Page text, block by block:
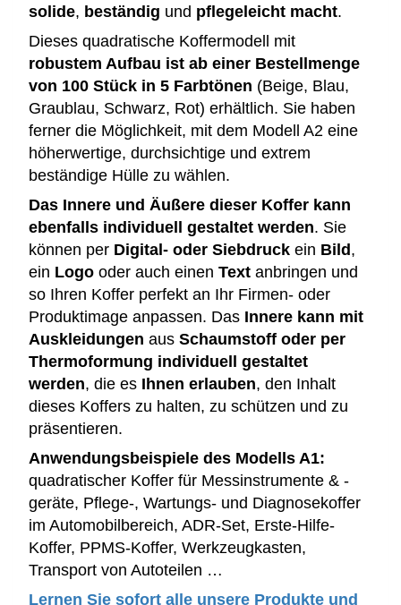
solide, beständig und pflegeleicht macht.
Dieses quadratische Koffermodell mit
robustem Aufbau ist ab einer Bestellmenge
von 100 Stück in 5 Farbtönen (Beige, Blau,
Graublau, Schwarz, Rot) erhältlich. Sie haben
ferner die Möglichkeit, mit dem Modell A2 eine
höherwertige, durchsichtige und extrem
beständige Hülle zu wählen.
Das Innere und Äußere dieser Koffer kann
ebenfalls individuell gestaltet werden. Sie
können per Digital- oder Siebdruck ein Bild ,
ein Logo oder auch einen Text anbringen und
so Ihren Koffer perfekt an Ihr Firmen- oder
Produktimage anpassen. Das Innere kann mit
Auskleidungen aus Schaumstoff oder per
Thermoformung individuell gestaltet
werden, die es Ihnen erlauben, den Inhalt
dieses Koffers zu halten, zu schützen und zu
präsentieren.
Anwendungsbeispiele des Modells A1:
quadratischer Koffer für Messinstrumente & -
geräte, Pflege-, Wartungs- und Diagnosekoffer
im Automobilbereich, ADR-Set, Erste-Hilfe-
Koffer, PPMS-Koffer, Werkzeugkasten,
Transport von Autoteilen …
Lernen Sie sofort alle unsere Produkte und